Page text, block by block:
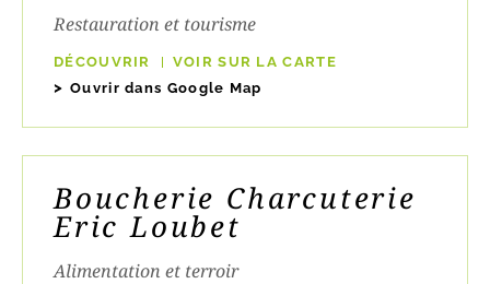
Restauration et tourisme
DÉCOUVRIR
VOIR SUR LA CARTE
Ouvrir dans Google Map
Boucherie Charcuterie
Eric Loubet
Alimentation et terroir